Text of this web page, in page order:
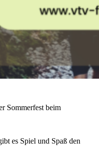
Sommerfest beim
es Spiel und Spaß den